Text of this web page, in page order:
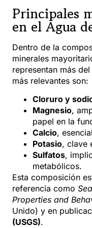
Principales
en el Agua
Dentro de la
minerales
representan más
más relevantes son:
Cloruro y
Magnesio,
papel en la
Calcio,
Potasio, clave
Sulfatos,
metabólicos.
Esta composición
referencia como
Properties and
Unido) y en
(USGS).